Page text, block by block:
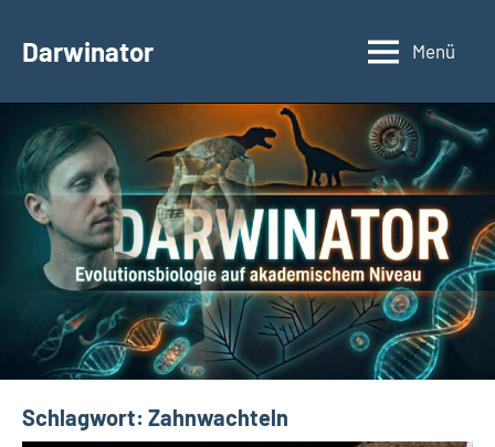
InhaltDarwinator
Evolutionsbiologie
Menü
Schlagwort: Zahnwachteln